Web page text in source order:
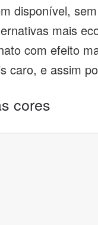
disponível,
mais
com efeito
caro, e assim
cores